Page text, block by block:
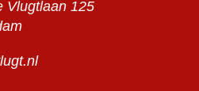
Vlugtlaan 125